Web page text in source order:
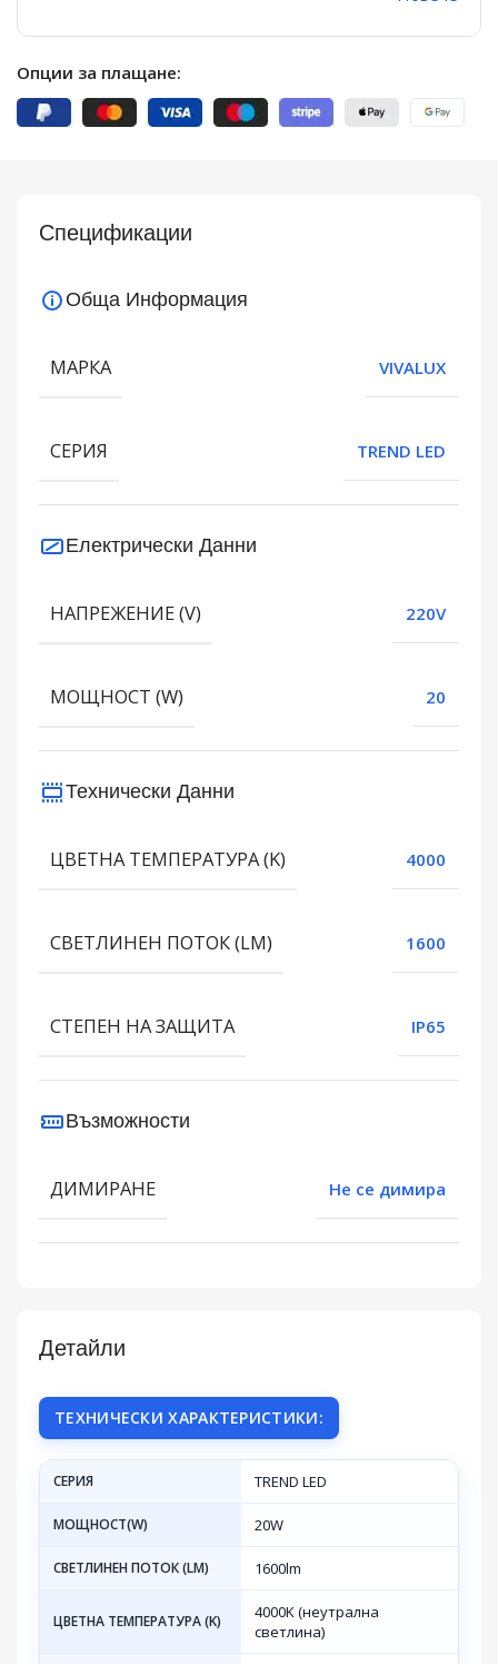
Опции за плащане:
Детайли
ТЕХНИЧЕСКИ ХАРАКТЕРИСТИКИ:
СЕРИЯ TREND LED
МОЩНОСТ(W) 20W
СВЕТЛИНЕН ПОТОК (LM) 1600lm
ЦВЕТНА ТЕМПЕРАТУРА (K)
4000K (неутрална
светлина)
Спецификации
Обща Информация
МАРКА VIVALUX
СЕРИЯ TREND LED
Електрически Данни
НАПРЕЖЕНИЕ (V) 220V
МОЩНОСТ (W) 20
Технически Данни
ЦВЕТНА ТЕМПЕРАТУРА (K) 4000
СВЕТЛИНЕН ПОТОК (LM) 1600
СТЕПЕН НА ЗАЩИТА IP65
Възможности
ДИМИРАНЕ Не се димира